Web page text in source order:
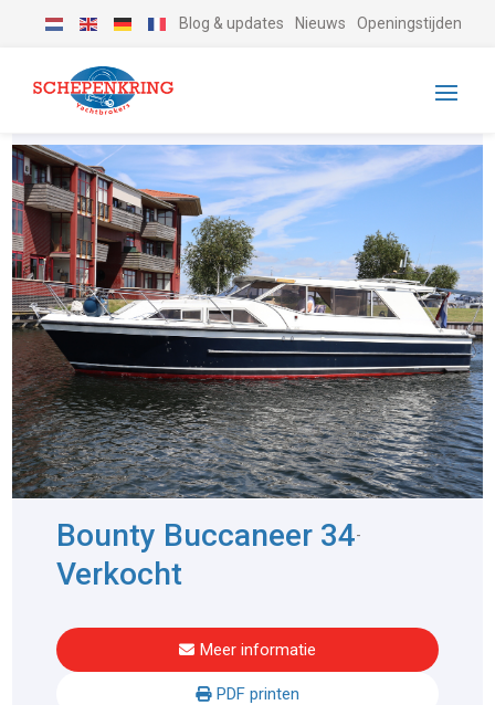
Blog & updates Nieuws Openingstijden
Bounty Buccaneer 34-
Verkocht
Meer informatie
PDF printen